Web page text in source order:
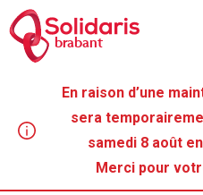
Aller
au
contenu
brabant
En raison d’une
sera
samedi 8 août
Merci pour